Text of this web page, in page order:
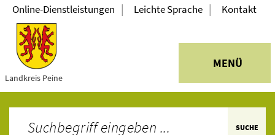
Landkreis Peine
MENÜ
Online-Dienstleistungen | Leichte Sprache | Kontakt
SUCHE